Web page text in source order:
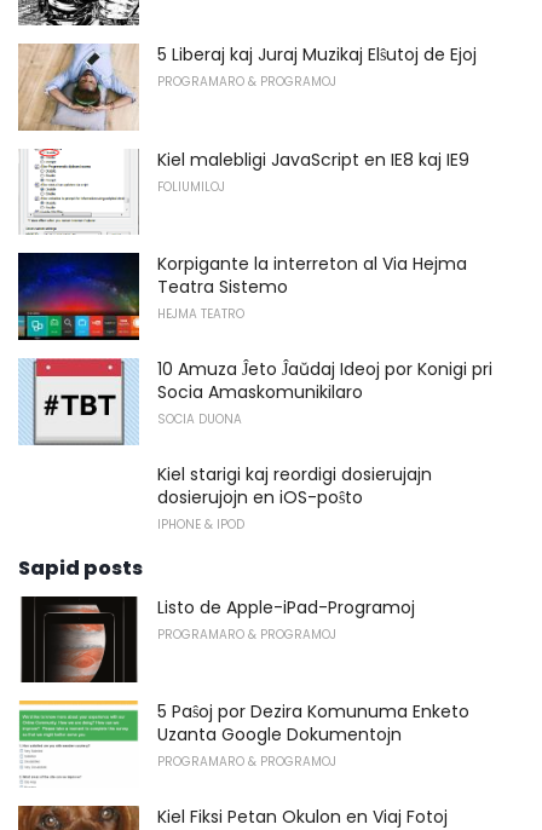
5 Liberaj kaj Juraj Muzikaj Elŝutoj de Ejoj
PROGRAMARO & PROGRAMOJ
Kiel malebligi JavaScript en IE8 kaj IE9
FOLIUMILOJ
Korpigante la interreton al Via Hejma
Teatra Sistemo
HEJMA TEATRO
10 Amuza Ĵeto Ĵaŭdaj Ideoj por Konigi pri
Socia Amaskomunikilaro
SOCIA DUONA
Kiel starigi kaj reordigi dosierujajn
dosierujojn en iOS-poŝto
IPHONE & IPOD
Sapid posts
Listo de Apple-iPad-Programoj
PROGRAMARO & PROGRAMOJ
5 Paŝoj por Dezira Komunuma Enketo
Uzanta Google Dokumentojn
PROGRAMARO & PROGRAMOJ
Kiel Fiksi Petan Okulon en Viaj Fotoj